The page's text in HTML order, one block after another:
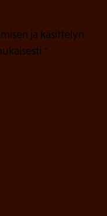
o
l
ja käsittelyn
*